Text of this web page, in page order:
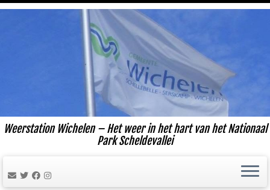
Ga
Weerstation Wichelen – Het weer in het hart van het Nationaal
Park Scheldevallei